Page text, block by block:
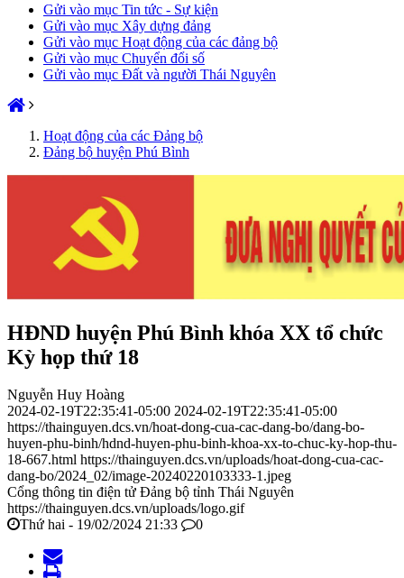
Gửi vào mục Tin tức - Sự kiện
Gửi vào mục Xây dựng đảng
Gửi vào mục Hoạt động của các đảng bộ
Gửi vào mục Chuyển đổi số
Gửi vào mục Đất và người Thái Nguyên
Hoạt động của các Đảng bộ
Đảng bộ huyện Phú Bình
HĐND huyện Phú Bình khóa XX tổ chức
Kỳ họp thứ 18
Nguyễn Huy Hoàng
2024-02-19T22:35:41-05:00 2024-02-19T22:35:41-05:00
https://thainguyen.dcs.vn/hoat-dong-cua-cac-dang-bo/dang-bo-
huyen-phu-binh/hdnd-huyen-phu-binh-khoa-xx-to-chuc-ky-hop-thu-
18-667.html https://thainguyen.dcs.vn/uploads/hoat-dong-cua-cac-
dang-bo/2024_02/image-20240220103333-1.jpeg
Cổng thông tin điện tử Đảng bộ tỉnh Thái Nguyên
https://thainguyen.dcs.vn/uploads/logo.gif
Thứ hai - 19/02/2024 21:33
0